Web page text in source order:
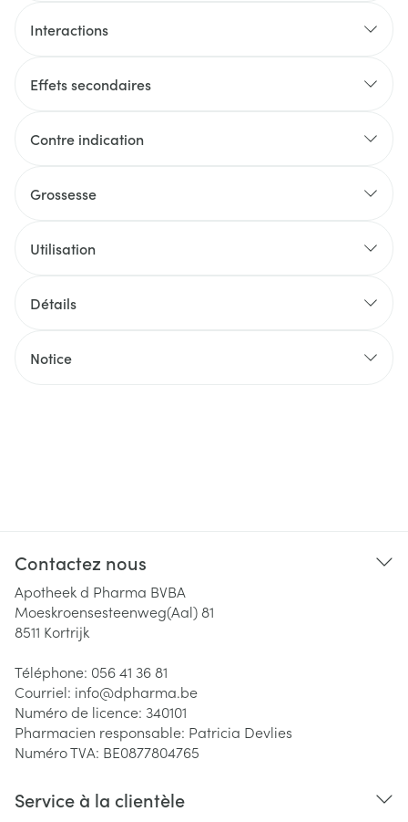
Interactions
Effets secondaires
Contre indication
Grossesse
Utilisation
Détails
Notice
Contactez nous
Apotheek d Pharma BVBA
Moeskroensesteenweg(Aal) 81
8511 Kortrijk
Téléphone: 056 41 36 81
Courriel: info@dpharma.be
Numéro de licence: 340101
Pharmacien responsable: Patricia Devlies
Numéro TVA: BE0877804765
Service à la clientèle